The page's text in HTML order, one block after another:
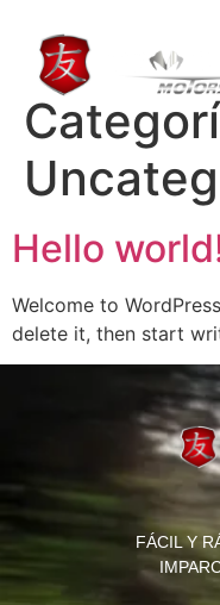
Hello
Welcome to
delete it, then start
FÁCIL Y